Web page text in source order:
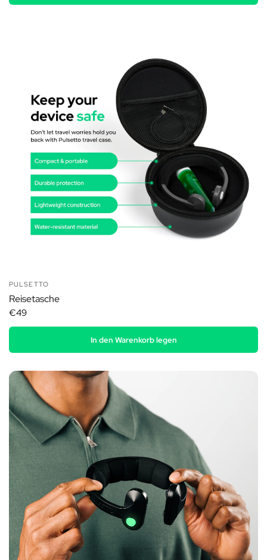
PULSETTO
Reisetasche
€49
In den Warenkorb legen